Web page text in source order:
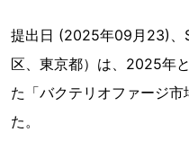
提出日 (2025年09月23)、
区、東京都）は、2025年
た「バクテリオファージ
た。